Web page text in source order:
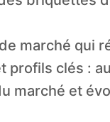
marché qui
profils clés :
marché et